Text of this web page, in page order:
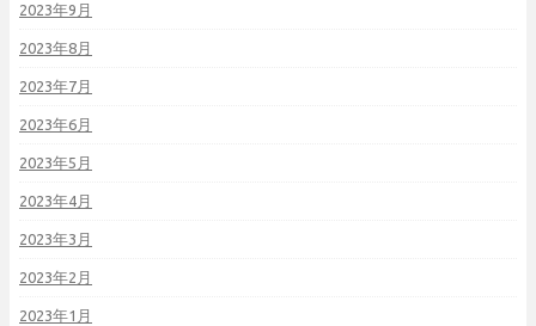
2023年9月
2023年8月
2023年7月
2023年6月
2023年5月
2023年4月
2023年3月
2023年2月
2023年1月